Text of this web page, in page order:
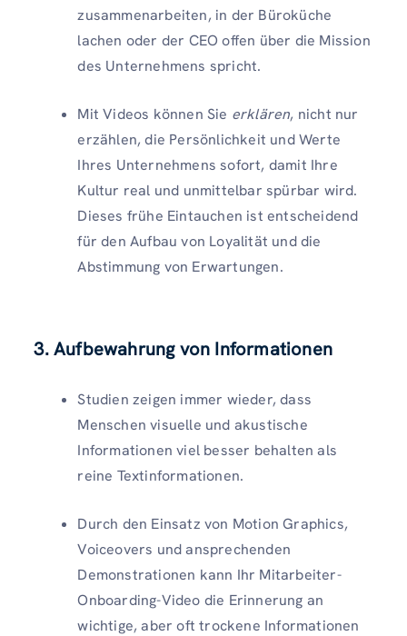
zusammenarbeiten, in der Büroküche
lachen oder der CEO offen über die Mission
des Unternehmens spricht.
Mit Videos können Sie erklären, nicht nur
erzählen, die Persönlichkeit und Werte
Ihres Unternehmens sofort, damit Ihre
Kultur real und unmittelbar spürbar wird.
Dieses frühe Eintauchen ist entscheidend
für den Aufbau von Loyalität und die
Abstimmung von Erwartungen.
3. Aufbewahrung von Informationen
Studien zeigen immer wieder, dass
Menschen visuelle und akustische
Informationen viel besser behalten als
reine Textinformationen.
Durch den Einsatz von Motion Graphics,
Voiceovers und ansprechenden
Demonstrationen kann Ihr Mitarbeiter-
Onboarding-Video die Erinnerung an
wichtige, aber oft trockene Informationen